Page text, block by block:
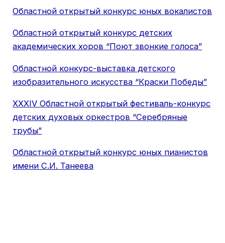
Областной открытый конкурс юных вокалистов
Областной открытый конкурс детских
академических хоров “Поют звонкие голоса”
Областной конкурс-выставка детского
изобразительного искусства “Краски Победы”
XXXIV Областной открытый фестиваль-конкурс
детских духовых оркестров “Серебряные
трубы”
Областной открытый конкурс юных пианистов
имени С.И. Танеева